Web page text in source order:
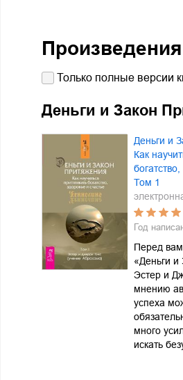
Только полные версии
Деньги и Закон
Деньги и
Как
Том 1
Год
Перед
«Деньги и
Эстер и
мнению
успеха
много
искать